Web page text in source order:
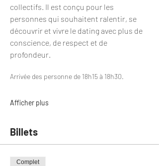
collectifs. Il est conçu pour les
personnes qui souhaitent ralentir, se
découvrir et vivre le dating avec plus de
conscience, de respect et de
profondeur.
Arrivée des personne de 18h15 à 18h30.
Afficher plus
Billets
Complet